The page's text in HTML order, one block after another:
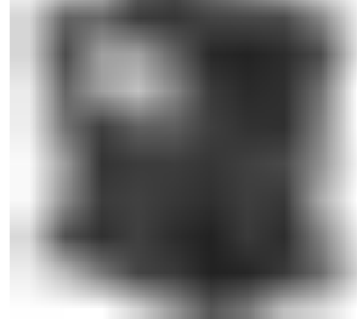
Приставки выдержки времени